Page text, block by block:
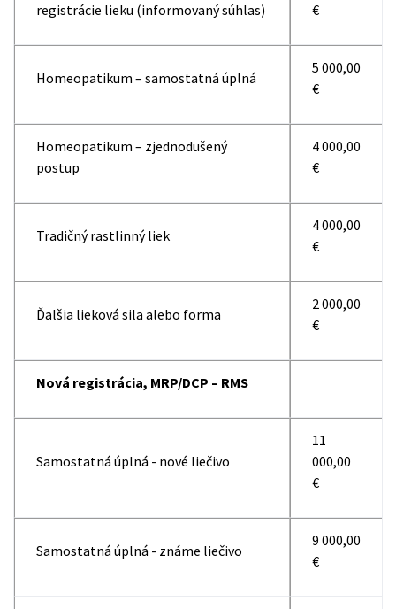
registrácie lieku (informovaný súhlas)
€
Homeopatikum – samostatná úplná
5 000,00
€
Homeopatikum – zjednodušený
postup
4 000,00
€
Tradičný rastlinný liek
4 000,00
€
Ďalšia lieková sila alebo forma
2 000,00
€
Nová registrácia, MRP/DCP – RMS
Samostatná úplná - nové liečivo
11
000,00
€
Samostatná úplná - známe liečivo
9 000,00
€